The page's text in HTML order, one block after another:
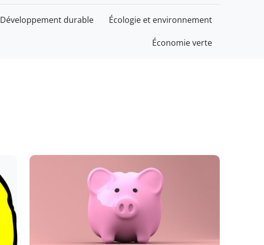
Développement durable Écologie et environnement
Économie verte